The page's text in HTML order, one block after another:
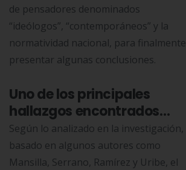
de pensadores denominados
“ideólogos”, “contemporáneos” y la
normatividad nacional, para finalmente
presentar algunas conclusiones.
Uno de los principales
hallazgos encontrados…
Según lo analizado en la investigación,
basado en algunos autores como
Mansilla, Serrano, Ramírez y Uribe, el